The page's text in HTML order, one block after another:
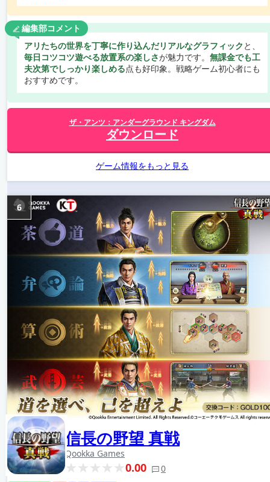
編集部コメント
アリたちの世界を丁寧に作り込んだリアルなグラフィック と、
毎日コツコツ遊べる放置系の楽しさが魅力です。 無課金でも工
夫次第でしっかり楽しめる点も好印象。戦略ゲーム初心者にも
おすすめです。
ザ・アンツ：アンダーグラウンド キングダム
ダウンロード
ゲーム情報をもっと見る
信長の野望 真戦
Qookka Games
0.00 0
6